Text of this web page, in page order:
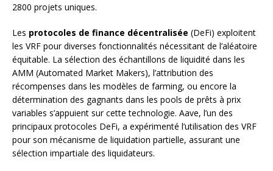
2800 projets uniques.
Les protocoles de finance décentralisée (DeFi) exploitent
les VRF pour diverses fonctionnalités nécessitant de l’aléatoire
équitable. La sélection des échantillons de liquidité dans les
AMM (Automated Market Makers), l’attribution des
récompenses dans les modèles de farming, ou encore la
détermination des gagnants dans les pools de prêts à prix
variables s’appuient sur cette technologie. Aave, l’un des
principaux protocoles DeFi, a expérimenté l’utilisation des VRF
pour son mécanisme de liquidation partielle, assurant une
sélection impartiale des liquidateurs.